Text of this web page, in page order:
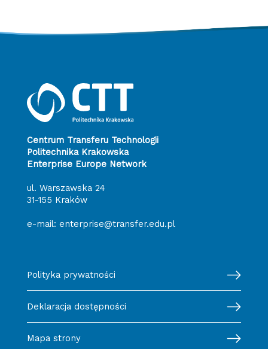
Centrum Transferu Technologii
Politechnika Krakowska
Enterprise Europe Network
ul. Warszawska 24
31-155 Kraków
e-mail: enterprise@transfer.edu.pl
Polityka prywatności
Deklaracja dostępności
Mapa strony